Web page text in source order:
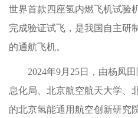
世界首款四座氢内燃飞机试验
完成验证试飞，是我国自主研
的通航飞机。
2024年9月25日，由杨凤
息化局、北京航空航天大学、
的北京氢能通用航空创新研究